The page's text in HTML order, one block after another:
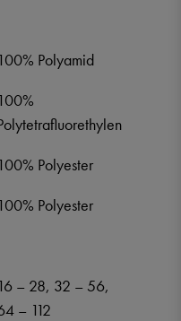
100% Polyamid
100%
100% Polyester
100% Polyester
16 – 28, 32 – 56,
– 112